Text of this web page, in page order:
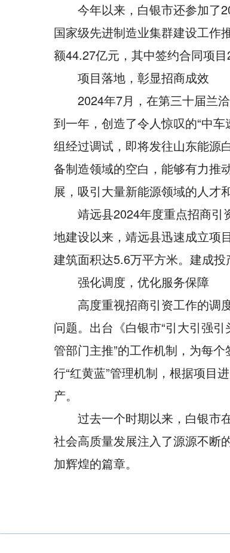
今年以来，白银市还参加了
国家级先进制造业集群建设工作
额44.27亿元，其中签约合同项目
项目落地，彰显招商成效
2024年7月，在第三十届兰
到一年，创造了令人惊叹的“中
组经过调试，即将发往山东能源
备制造领域的空白，能够有力推
展，吸引大量新能源领域的人才
靖远县2024年度重点招商
地建设以来，靖远县迅速成立项
建筑面积达5.6万平方米。建成
强化调度，优化服务保障
高度重视招商引资工作的调
问题。出台《白银市“引大引强
管部门主推”的工作机制，为每
行“红黄蓝”管理机制，根据项目
产。
过去一个时期以来，白银市
社会高质量发展注入了源源不断
加辉煌的篇章。